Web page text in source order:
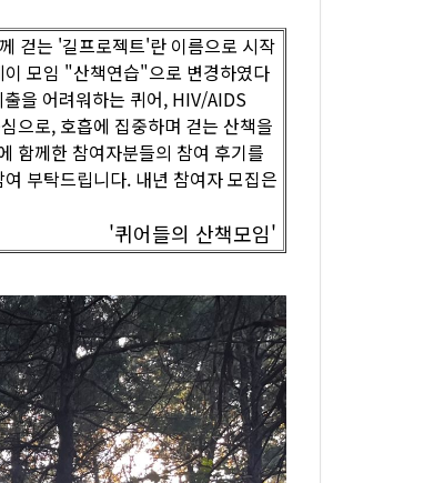
걷는 '길프로젝트'란 이름으로 시작
모임 "산책연습"으로 변경하였다
을 어려워하는 퀴어, HIV/AIDS
으로, 호흡에 집중하며 걷는 산책을
함께한 참여자분들의 참여 후기를
부탁드립니다. 내년 참여자 모집은
'퀴어들의 산책모임'